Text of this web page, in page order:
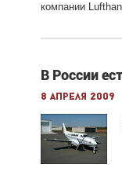
компании
В России
8 апреля 2009